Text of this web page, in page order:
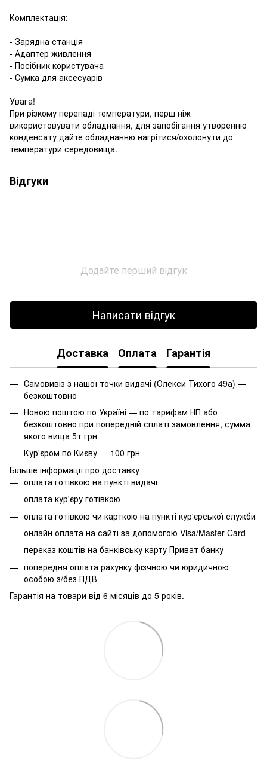
Комплектація:
- Зарядна станція
- Адаптер живлення
- Посібник користувача
- Сумка для аксесуарів
Увага!
При різкому перепаді температури, перш ніж
використовувати обладнання, для запобігання утворенню
конденсату дайте обладнанню нагрітися/охолонути до
температури середовища.
Відгуки
Додайте перший відгук
Написати відгук
Доставка Оплата Гарантія
Самовивіз з нашої точки видачі (Олекси Тихого 49а) —
безкоштовно
Новою поштою по Україні — по тарифам НП або
безкоштовно при попередній сплаті замовлення, сумма
якого вища 5т грн
Кур'єром по Києву — 100 грн
Більше інформації про доставку
оплата готівкою на пункті видачі
оплата кур'єру готівкою
оплата готівкою чи карткою на пункті кур'єрської служби
онлайн оплата на сайті за допомогою Visa/Master Card
переказ коштів на банківську карту Приват банку
попередня оплата рахунку фізчною чи юридичною
особою з/без ПДВ
Гарантія на товари від 6 місяців до 5 років.